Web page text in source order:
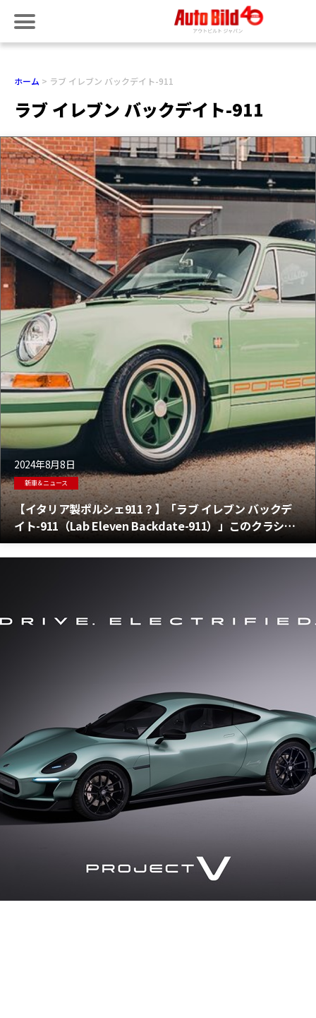
ホーム ラブ イレブン バックデイト-911
ラブ イレブン バックデイト-911
2024年8月8日
新車＆ニュース
【イタリア製ポルシェ911？】「ラブ イレブン バックデ
イト-911（Lab Eleven Backdate-911）」このクラシッ
クなスタイルの911は993のレストモッドだ！